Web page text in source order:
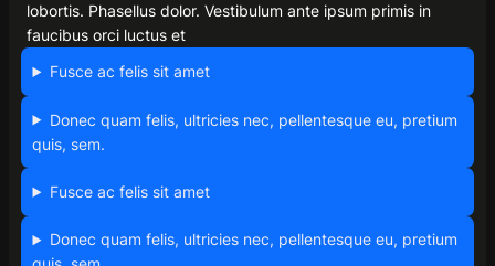
lobortis. Phasellus dolor. Vestibulum ante ipsum primis in
faucibus orci luctus et
Fusce ac felis sit amet
Donec quam felis, ultricies nec, pellentesque eu, pretium
quis, sem.
Fusce ac felis sit amet
Donec quam felis, ultricies nec, pellentesque eu, pretium